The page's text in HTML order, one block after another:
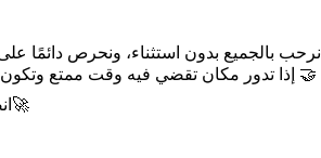
نرحب بالجميع بدون استثناء، ونحرص دائمًا
إذا تدور مكان تقضي فيه وقت ممتع وتكون فيه صداقات جديدة — مكانك هنا 🤝
انضم الآن وكن جزء من مجتمع دلع🚀